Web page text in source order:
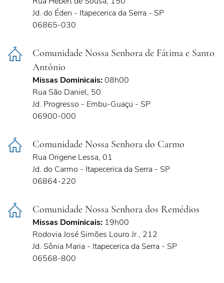
Jd. do Éden - Itapecerica da Serra - SP
06865-030
Comunidade Nossa Senhora de Fátima e Santo
Antônio
Missas Dominicais: 08h00
Rua São Daniel, 50
Jd. Progresso - Embu-Guaçu - SP
06900-000
Comunidade Nossa Senhora do Carmo
Rua Origene Lessa, 01
Jd. do Carmo - Itapecerica da Serra - SP
06864-220
Comunidade Nossa Senhora dos Remédios
Missas Dominicais: 19h00
Rodovia José Simões Louro Jr., 212
Jd. Sônia Maria - Itapecerica da Serra - SP
06568-800